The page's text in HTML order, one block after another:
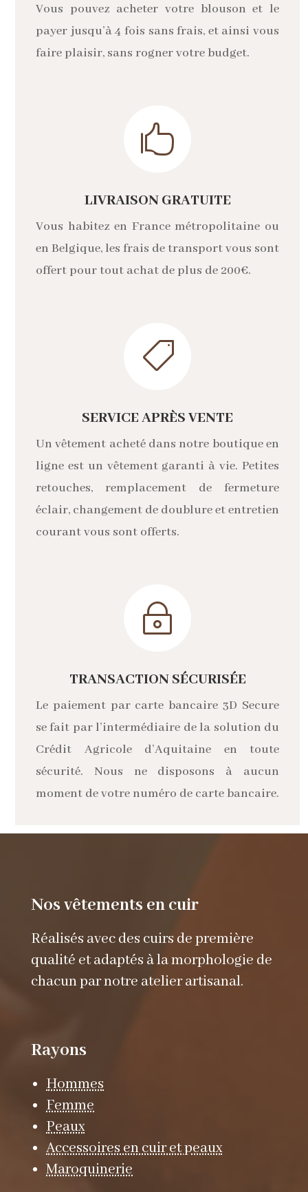
Vous pouvez acheter votre blouson et le
payer jusqu’à 4 fois sans frais, et ainsi vous
faire plaisir, sans rogner votre budget.

LIVRAISON GRATUITE
Vous habitez en France métropolitaine ou
en Belgique, les frais de transport vous sont
offert pour tout achat de plus de 200€.

SERVICE APRÈS VENTE
Un vêtement acheté dans notre boutique en
ligne est un vêtement garanti à vie. Petites
retouches, remplacement de fermeture
éclair, changement de doublure et entretien
courant vous sont offerts.
~
TRANSACTION SÉCURISÉE
Le paiement par carte bancaire 3D Secure
se fait par l’intermédiaire de la solution du
Crédit Agricole d’Aquitaine en toute
sécurité. Nous ne disposons à aucun
moment de votre numéro de carte bancaire.
Nos vêtements en cuir
Réalisés avec des cuirs de première
qualité et adaptés à la morphologie de
chacun par notre atelier artisanal.
Rayons
Hommes
Femme
Peaux
Accessoires en cuir et peaux
Maroquinerie